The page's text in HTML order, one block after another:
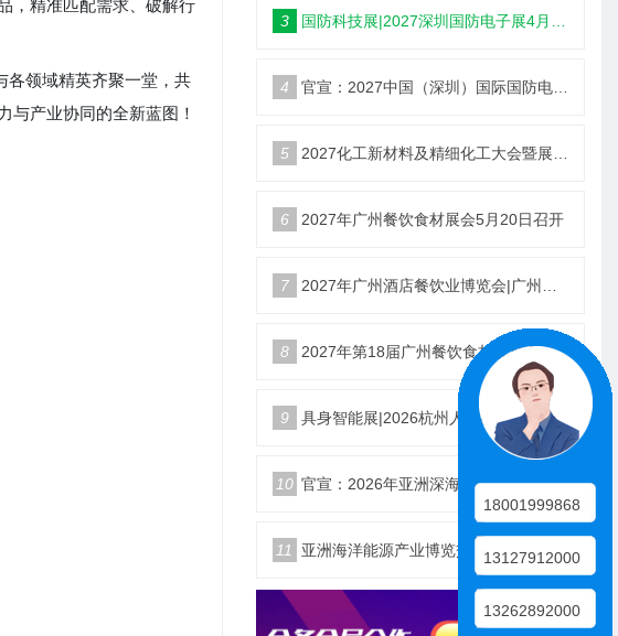
各领域精英齐聚一堂，共
产业协同的全新蓝图！
3 国防科技展|2027深圳国防电子展4月9日启幕
4 官宣：2027中国（深圳）国际国防电子博览会
5 2027化工新材料及精细化工大会暨展览会定档苏州
6 2027年广州餐饮食材展会5月20日召开
7 2027年广州酒店餐饮业博览会|广州餐博会
8 2027年第18届广州餐饮食材展览会
9 具身智能展|2026杭州人形机器人展|仿生机器人展5月启幕
10 官宣：2026年亚洲深海开发与海底作业装备博览交易会
11 亚洲海洋能源产业博览交易会2026年12月18日举办
18001999868
13127912000
13262892000